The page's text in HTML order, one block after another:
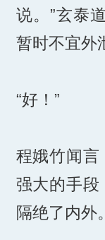
说。”玄泰
暂时不宜外
“好！”
程娥竹闻言
强大的手段
隔绝了内外。